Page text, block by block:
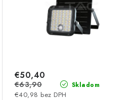
Skladom
€40,98 bez DPH
€50,40
€63,90